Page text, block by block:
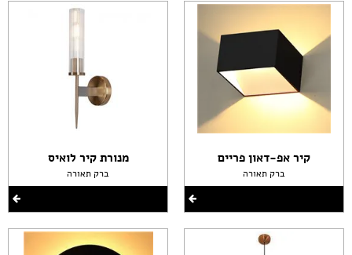
קיר אפ-דאון פריים
ברק תאורה
מנורת קיר לואיס
ברק תאורה